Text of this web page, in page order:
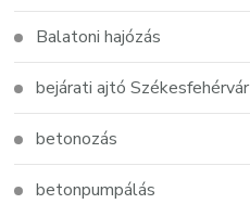
Balatoni hajózás
bejárati ajtó Székesfehérvár
betonozás
betonpumpálás